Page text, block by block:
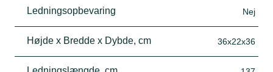
Ledningsopbevaring Nej
Højde x Bredde x Dybde, cm 36x22x36